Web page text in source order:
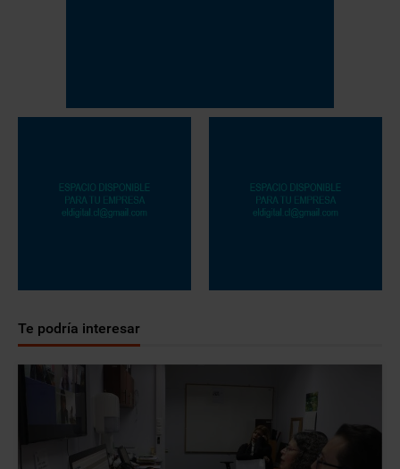
Te podría interesar